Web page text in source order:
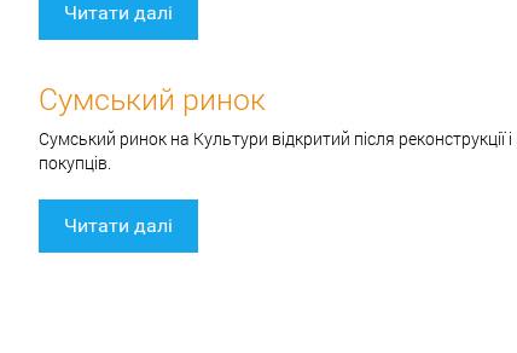
Читати далі
Сумський ринок
Сумський ринок на Культури відкритий після
покупців.
Читати далі